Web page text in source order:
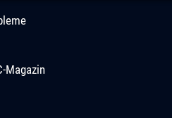
Magazin